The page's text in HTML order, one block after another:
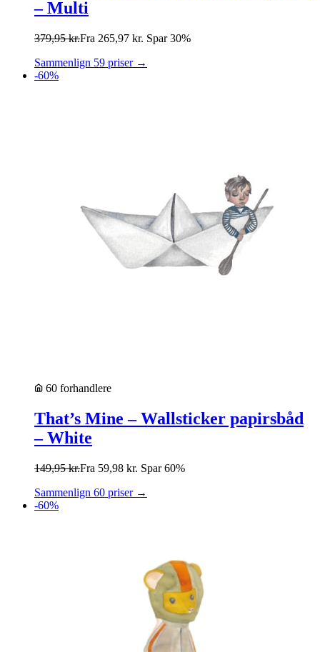
– Multi
379,95kr.Fra 265,97 kr. Spar 30%
Sammenlign 59 priser →
-60%
60 forhandlere
That’s Mine – Wallsticker papirsbåd
– White
149,95kr.Fra 59,98 kr. Spar 60%
Sammenlign 60 priser →
-60%